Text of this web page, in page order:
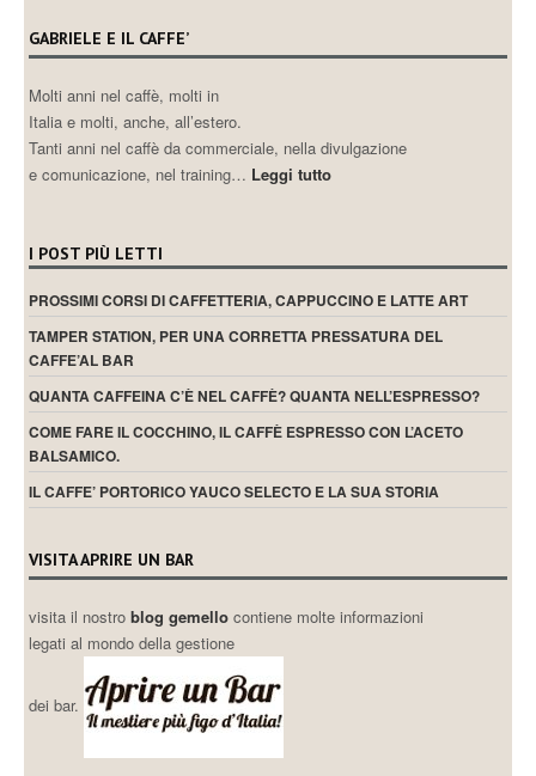
GABRIELE E IL CAFFE’
Molti anni nel caffè, molti in
Italia e molti, anche, all’estero.
Tanti anni nel caffè da commerciale, nella divulgazione
e comunicazione, nel training… Leggi tutto
I POST PIÙ LETTI
PROSSIMI CORSI DI CAFFETTERIA, CAPPUCCINO E LATTE ART
TAMPER STATION, PER UNA CORRETTA PRESSATURA DEL
CAFFE’AL BAR
QUANTA CAFFEINA C’È NEL CAFFÈ? QUANTA NELL’ESPRESSO?
COME FARE IL COCCHINO, IL CAFFÈ ESPRESSO CON L’ACETO
BALSAMICO.
IL CAFFE’ PORTORICO YAUCO SELECTO E LA SUA STORIA
VISITA APRIRE UN BAR
visita il nostroblog gemellocontiene molte informazioni
legati al mondo della gestione
dei bar.